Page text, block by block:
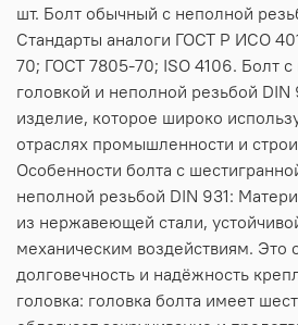
шт. Болт обычный с неполной
Стандарты аналоги ГОСТ Р ИСО
70; ГОСТ 7805-70; ISO 4106. Болт
головкой и неполной резьбой
изделие, которое широко
отраслях промышленности и
Особенности болта с
неполной резьбой DIN 931:
из нержавеющей стали,
механическим воздействиям. Это
долговечность и надёжность
головка: головка болта имеет